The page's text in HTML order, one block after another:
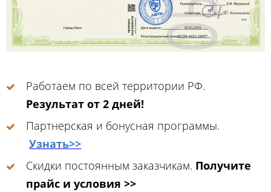
Работаем по всей территории РФ.
Результат от 2 дней!
Партнерская и бонусная программы.
Узнать>>
Скидки постоянным заказчикам. Получите
прайс и условия >>